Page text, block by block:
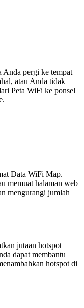
Anda pergi ke tempat
atau Anda tidak
Peta WiFi ke ponsel
Data WiFi Map.
memuat halaman web
mengurangi jumlah
jutaan hotspot
dapat membantu
hotspot di